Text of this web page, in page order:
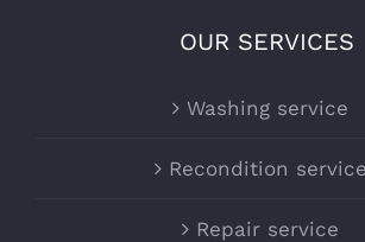
OUR SERVICES
Washing service
Recondition service
Repair service